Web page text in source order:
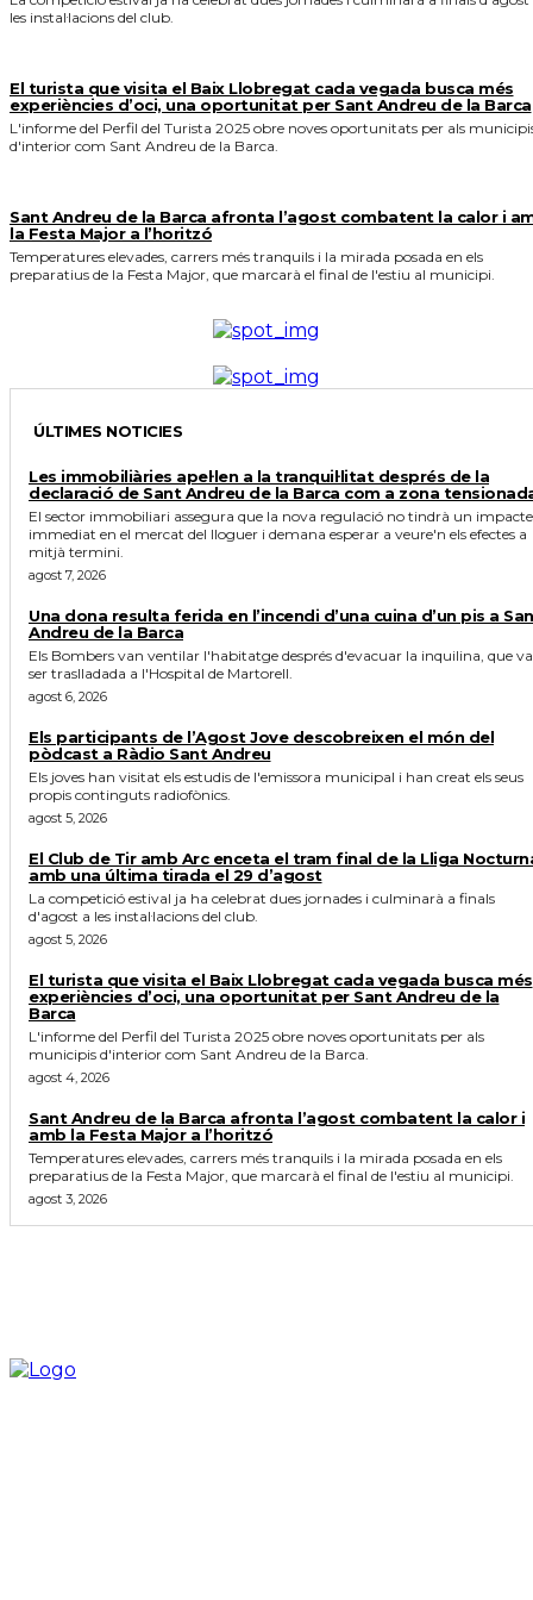
les instal·lacions del club.
El turista que visita el Baix Llobregat cada vegada busca més
experiències d’oci, una oportunitat per Sant Andreu de la Barca
L'informe del Perfil del Turista 2025 obre noves oportunitats per als
d'interior com Sant Andreu de la Barca.
Sant Andreu de la Barca afronta l’agost combatent la calor i
la Festa Major a l’horitzó
Temperatures elevades, carrers més tranquils i la mirada posada en els
preparatius de la Festa Major, que marcarà el final de l'estiu al municipi.
ÚLTIMES NOTICIES
Les immobiliàries apel·len a la tranquil·litat després de la
declaració de Sant Andreu de la Barca com a zona
El sector immobiliari assegura que la nova regulació no tindrà un impacte
immediat en el mercat del lloguer i demana esperar a veure'n els efectes a
mitjà termini.
agost 7, 2026
Una dona resulta ferida en l’incendi d’una cuina d’un pis a
Andreu de la Barca
Els Bombers van ventilar l'habitatge després d'evacuar la inquilina, que va
ser traslladada a l'Hospital de Martorell.
agost 6, 2026
Els participants de l’Agost Jove descobreixen el món del
pòdcast a Ràdio Sant Andreu
Els joves han visitat els estudis de l'emissora municipal i han creat els seus
propis continguts radiofònics.
agost 5, 2026
El Club de Tir amb Arc enceta el tram final de la Lliga
amb una última tirada el 29 d’agost
La competició estival ja ha celebrat dues jornades i culminarà a finals
d'agost a les instal·lacions del club.
agost 5, 2026
El turista que visita el Baix Llobregat cada vegada busca més
experiències d’oci, una oportunitat per Sant Andreu de la
Barca
L'informe del Perfil del Turista 2025 obre noves oportunitats per als
municipis d'interior com Sant Andreu de la Barca.
agost 4, 2026
Sant Andreu de la Barca afronta l’agost combatent la calor i
amb la Festa Major a l’horitzó
Temperatures elevades, carrers més tranquils i la mirada posada en els
preparatius de la Festa Major, que marcarà el final de l'estiu al municipi.
agost 3, 2026